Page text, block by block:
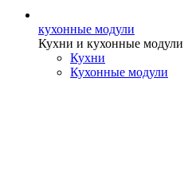
кухонные модули
Кухни и кухонные модули
Кухни
Кухонные модули